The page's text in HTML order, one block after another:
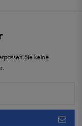
Sie keine